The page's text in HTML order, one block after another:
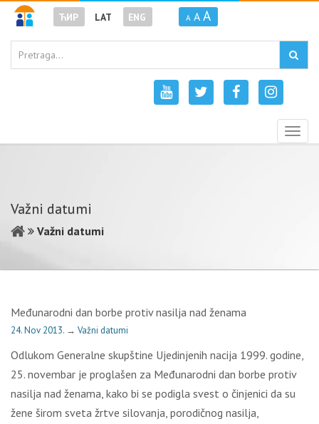
ЋИР LAT ENG A A A
Važni datumi
Važni datumi
Međunarodni dan borbe protiv nasilja nad ženama
24. Nov 2013. → Važni datumi
Odlukom Generalne skupštine Ujedinjenih nacija 1999. godine,
25. novembar je proglašen za Međunarodni dan borbe protiv
nasilja nad ženama, kako bi se podigla svest o činjenici da su
žene širom sveta žrtve silovanja, porodičnog nasilja,